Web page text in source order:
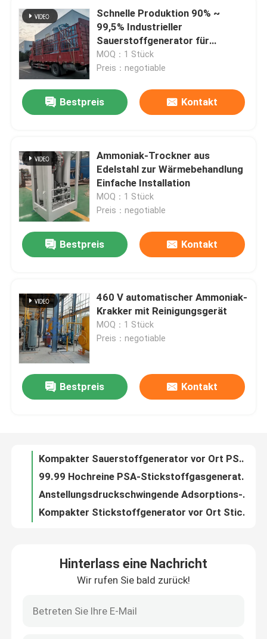
Zu Hause
Produkte
Kontakt mit uns
Neuigkeiten
Bitte um ein Angebot
Schnelle Produktion 90% ~
99,5% Industrieller
Sauerstoffgenerator für
Füllflaschen
MOQ：1 Stück
Preis：negotiable
Bestpreis Kontakt
Ammoniak-Trockner aus
Edelstahl zur Wärmebehandlung
Einfache Installation
MOQ：1 Stück
Preis：negotiable
Bestpreis Kontakt
460 V automatischer Ammoniak-
Krakker mit Reinigungsgerät
MOQ：1 Stück
Preis：negotiable
Bestpreis Kontakt
ISO13485 Medizinisch zertifizierter PSA Medizinischer Sauerstoffgenerator für Krankenhäuser
Kompakter Stickstoffgenerator vor Ort Stickstoff Membrangenerator Energieeffizienz
Sicherheit Portable Membran Stickstoffgenerator Anlage Große Kapazität
Ammoniak-Krackeranlage mit hohem Wirkungsgrad
Automatische Ammoniak-Krackeranlage Ammoniak-Krackeranlage Niedriger Verbrauch
Hinterlass eine Nachricht
Wir rufen Sie bald zurück!